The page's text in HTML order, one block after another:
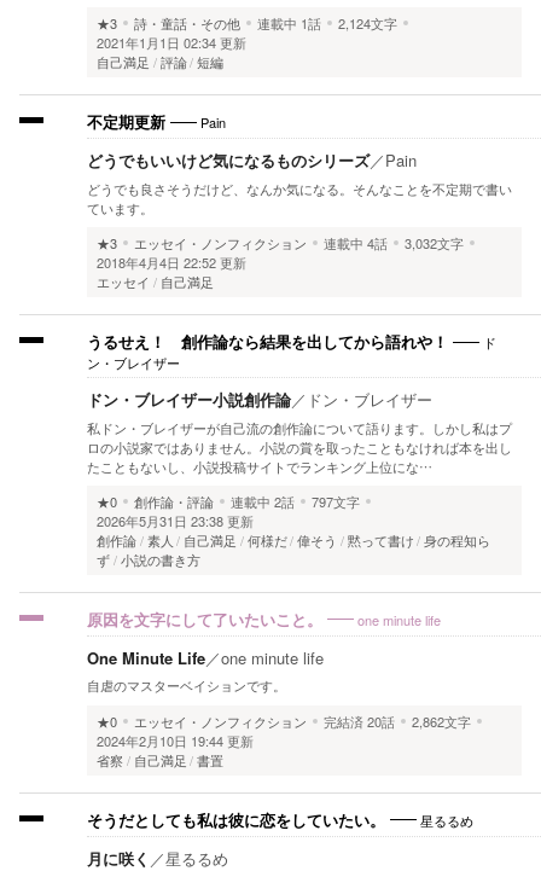
★3
詩・童話・その他 連載中 1話
2,124文字
2021年1月1日 02:34 更新
自己満足
評論 短編
不定期更新 Pain
どうでもいいけど気になるものシリーズ／Pain
どうでも良さそうだけど、なんか気になる。そんなことを不定期で書い
ています。
★3
エッセイ・ノンフィクション 連載中 4話
3,032文字
2018年4月4日 22:52 更新
エッセイ
自己満足
うるせえ！ 創作論なら結果を出してから語れや！
ド
ン・ブレイザー
ドン・ブレイザー小説創作論／ ドン・ブレイザー
私ドン・ブレイザーが自己流の創作論について語ります。しかし私はプ
ロの小説家ではありません。小説の賞を取ったこともなければ本を出し
たこともないし、小説投稿サイトでランキング上位にな…
★0
創作論・評論 連載中 2話
797文字
2026年5月31日 23:38 更新
創作論 素人 自己満足 何様だ 偉そう 黙って書け 身の程知ら
ず 小説の書き方
原因を文字にして了いたいこと。 one minute life
One Minute Life／one minute life
自虐のマスターベイションです。
★0
エッセイ・ノンフィクション 完結済20話
2,862文字
2024年2月10日 19:44 更新
省察
自己満足 書置
そうだとしても私は彼に恋をしていたい。 星るるめ
月に咲く ／星るるめ